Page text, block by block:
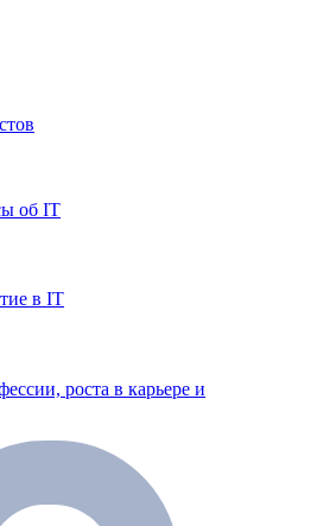
об IT
в IT
роста в карьере и